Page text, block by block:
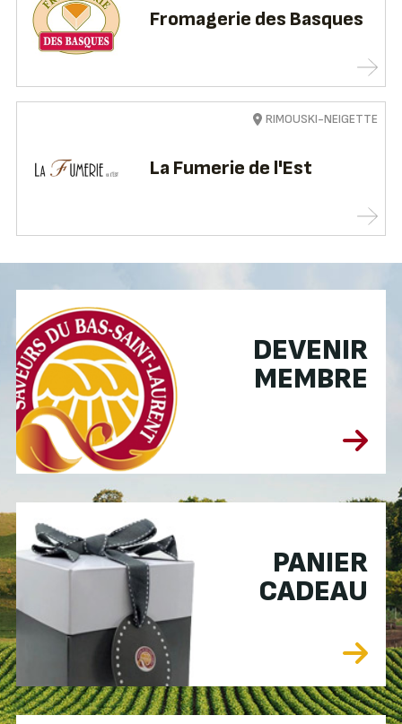
Fromagerie des Basques
La Fumerie de l'Est
RIMOUSKI-NEIGETTE
DEVENIR
MEMBRE
PANIER
CADEAU